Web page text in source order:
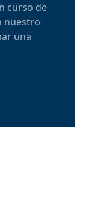
curso de
nuestro
una